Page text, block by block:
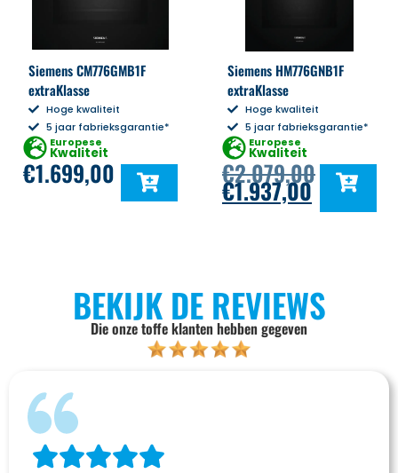
Siemens CM776GMB1F
extraKlasse
Hoge kwaliteit
5 jaar fabrieksgarantie*
Europese
Kwaliteit
€1.699,00
Siemens HM776GNB1F
extraKlasse
Hoge kwaliteit
5 jaar fabrieksgarantie*
Europese
Kwaliteit
€2.079,00
€1.937,00
BEKIJK DE REVIEWS
Die onze toffe klanten hebben gegeven